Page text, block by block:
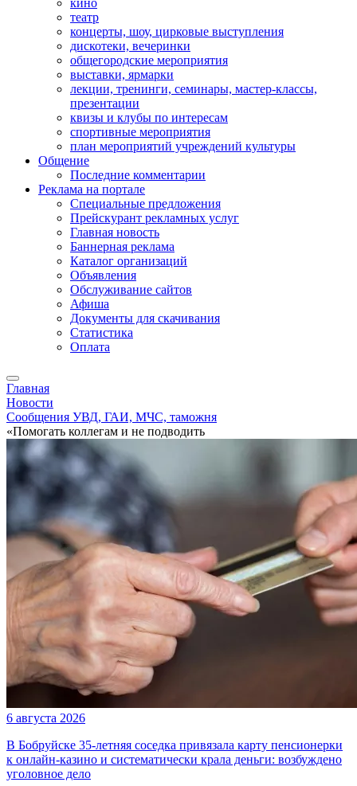
кино
театр
концерты, шоу, цирковые выступления
дискотеки, вечеринки
общегородские мероприятия
выставки, ярмарки
лекции, тренинги, семинары, мастер-классы,
презентации
квизы и клубы по интересам
спортивные мероприятия
план мероприятий учреждений культуры
Общение
Последние комментарии
Реклама на портале
Специальные предложения
Прейскурант рекламных услуг
Главная новость
Баннерная реклама
Каталог организаций
Объявления
Обслуживание сайтов
Афиша
Документы для скачивания
Статистика
Оплата
Главная
Новости
Сообщения УВД, ГАИ, МЧС, таможня
«Помогать коллегам и не подводить
6 августа 2026
В Бобруйске 35-летняя соседка привязала карту пенсионерки
к онлайн-казино и систематически крала деньги: возбуждено
уголовное дело